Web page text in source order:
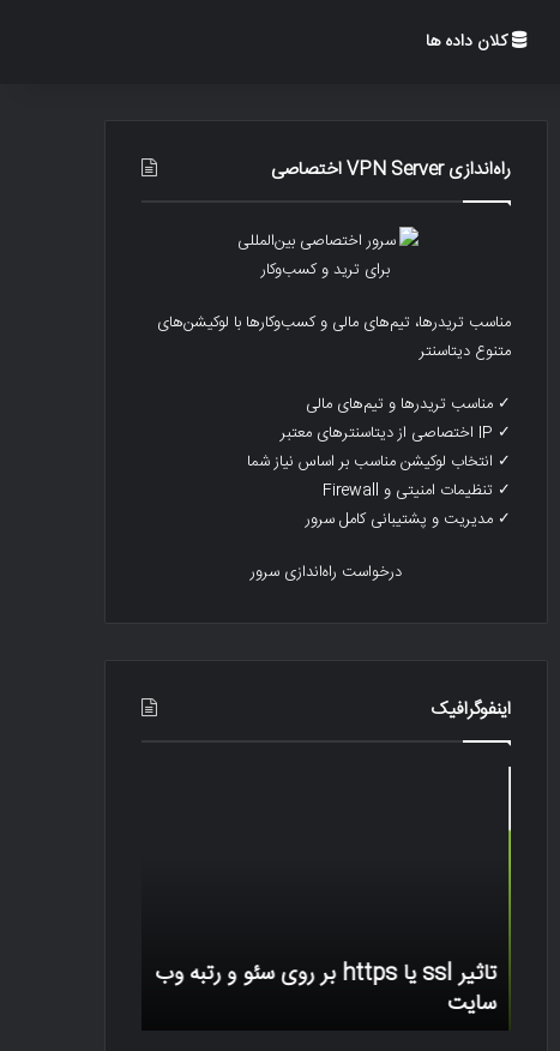
کلان داده ها
راه‌اندازی VPN Server اختصاصی
مناسب تریدرها، تیم‌های مالی و کسب‌وکارها با لوکیشن‌های
متنوع دیتاسنتر
✓ مناسب تریدرها و تیم‌های مالی
✓ IP اختصاصی از دیتاسنترهای معتبر
✓ انتخاب لوکیشن مناسب بر اساس نیاز شما
✓ تنظیمات امنیتی و Firewall
✓ مدیریت و پشتیبانی کامل سرور
درخواست راه‌اندازی سرور
اینفوگرافیک
یا
رتبه
وب
سایت
تاثیر ssl یا https بر روی سئو و رتبه وب
سایت
حملات